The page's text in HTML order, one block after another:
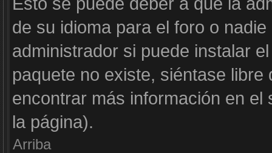
de su idioma para el foro o
administrador si puede instalar
paquete no existe, siéntase
encontrar más información en el
la página).
Arriba